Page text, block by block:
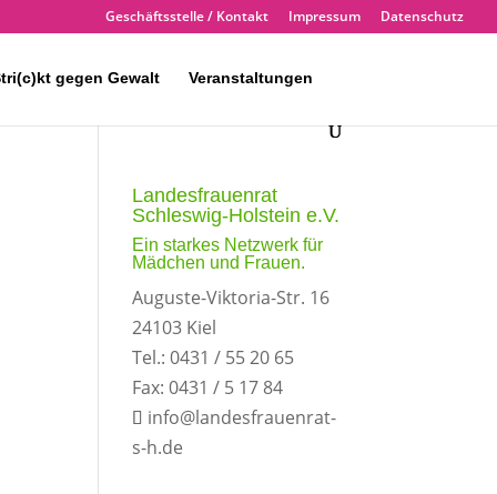
Geschäftsstelle / Kontakt Impressum Datenschutz
gegen Gewalt Veranstaltungen
Landesfrauenrat
Schleswig-Holstein e.V.
Ein starkes Netzwerk für
Mädchen und Frauen.
Auguste-Viktoria-Str. 16
24103 Kiel
Tel.: 0431 / 55 20 65
Fax: 0431 / 5 17 84
info@landesfrauenrat-
s-h.de